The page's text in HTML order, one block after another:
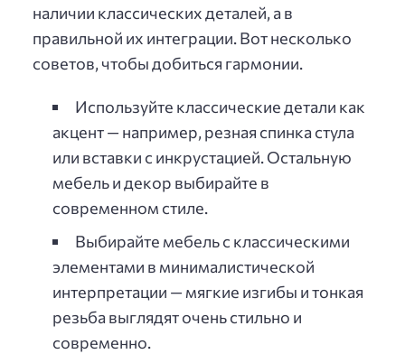
наличии классических деталей, а в
правильной их интеграции. Вот несколько
советов, чтобы добиться гармонии.
Используйте классические детали как
акцент — например, резная спинка стула
или вставки с инкрустацией. Остальную
мебель и декор выбирайте в
современном стиле.
Выбирайте мебель с классическими
элементами в минималистической
интерпретации — мягкие изгибы и тонкая
резьба выглядят очень стильно и
современно.